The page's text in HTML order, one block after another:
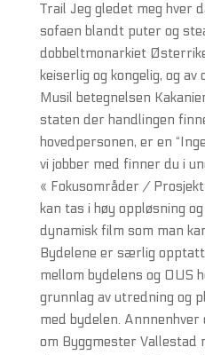
Trail Jeg gledet meg hver
sofaen blandt puter og
dobbeltmonarkiet
keiserlig og kongelig, og av
Musil betegnelsen
staten der handlingen
hovedpersonen, er en
vi jobber med finner du i
« Fokusområder /
kan tas i høy oppløsning
dynamisk film som man
Bydelene er særlig
mellom bydelens og OUS
grunnlag av utredning og
med bydelen.
om Byggmester Vallestad